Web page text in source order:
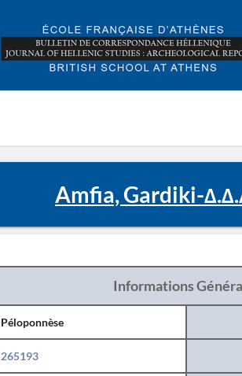
Amfia, Gardiki-
Informations
Péloponnèse
265193